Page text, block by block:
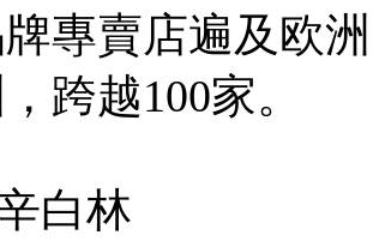
專賣店遍及欧
跨越100家。
白林